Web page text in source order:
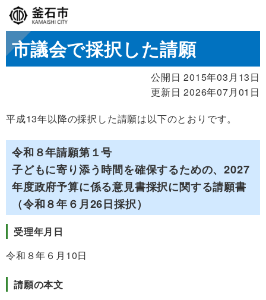
市議会で採択した請願
公開日 2015年03月13日
更新日 2026年07月01日
平成13年以降の採択した請願は以下のとおりです。
令和８年請願第１号
子どもに寄り添う時間を確保するための、2027
年度政府予算に係る意見書採択に関する請願書
（令和８年６月26日採択）
受理年月日
令和８年６月10日
請願の本文